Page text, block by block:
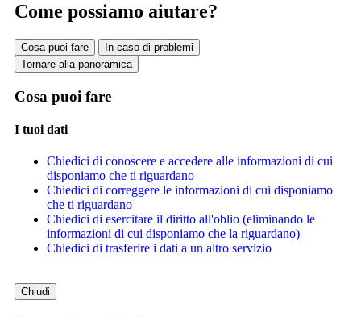
Come possiamo aiutare?
Cosa puoi fare
In caso di problemi
Tornare alla panoramica
Cosa puoi fare
I tuoi dati
Chiedici di conoscere e accedere alle informazioni di cui
disponiamo che ti riguardano
Chiedici di correggere le informazioni di cui disponiamo
che ti riguardano
Chiedici di esercitare il diritto all'oblio (eliminando le
informazioni di cui disponiamo che la riguardano)
Chiedici di trasferire i dati a un altro servizio
Chiudi